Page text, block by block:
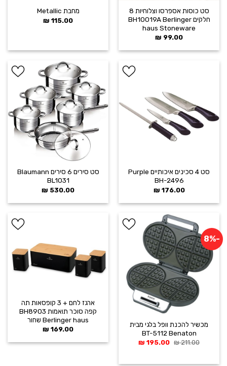
סט כוסות אספרסו וצלוחיות 8
חלקים BH10019A Berlinger
haus Stoneware
99.00
₪
מחבת Metallic
115.00
₪
WISHLIST
סט 4 סכינים איכותיים Purple
BH-2496
176.00
₪
הוסף ל
WISHLIST
סט סירים 6 סירים Blaumann
BL1031
530.00
₪
-8%
WISHLIST
מכשיר להכנת וופל בלגי מבית
BT-5112 Benaton
211.00
₪ המחיר
195.00
₪המחיר
הוסף ל
WISHLIST
ארגז לחם + 3 קופסאות תה
קפה סוכר תואמות BH8903
Berlinger haus שחור
169.00
₪